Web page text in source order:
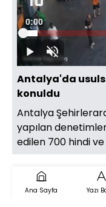
OynatSesi
Aç
Süre
0:00
Yüklendi:
6.43%
Antalya'da
konuldu
Antalya
yapılan
edilen 700 hindi
Ana Sayfa Yazı